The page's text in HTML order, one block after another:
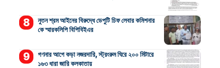
নুতন শ্রম আইনের বিরুদ্ধে ডেপুটি চিফ লেবার কমিশনার
কে স্মারকলিপি বিপিবিইএর
গণনার আগে কড়া নজরদারি, স্ট্রংরুম ঘিরে ২০০ মিটারে
১৬৩ ধারা জারি কলকাতায়